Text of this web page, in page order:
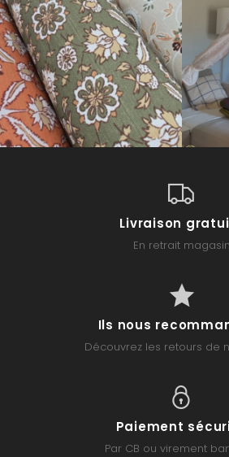
Livraison
En retrait magasin
Ils nous
Découvrez les retours de
Paiement
Par CB ou virement